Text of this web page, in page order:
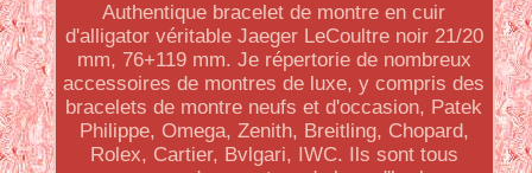
Authentique bracelet de montre en cuir
d'alligator véritable Jaeger LeCoultre noir 21/20
mm, 76+119 mm. Je répertorie de nombreux
accessoires de montres de luxe, y compris des
bracelets de montre neufs et d'occasion, Patek
Philippe, Omega, Zenith, Breitling, Chopard,
Rolex, Cartier, Bvlgari, IWC. Ils sont tous